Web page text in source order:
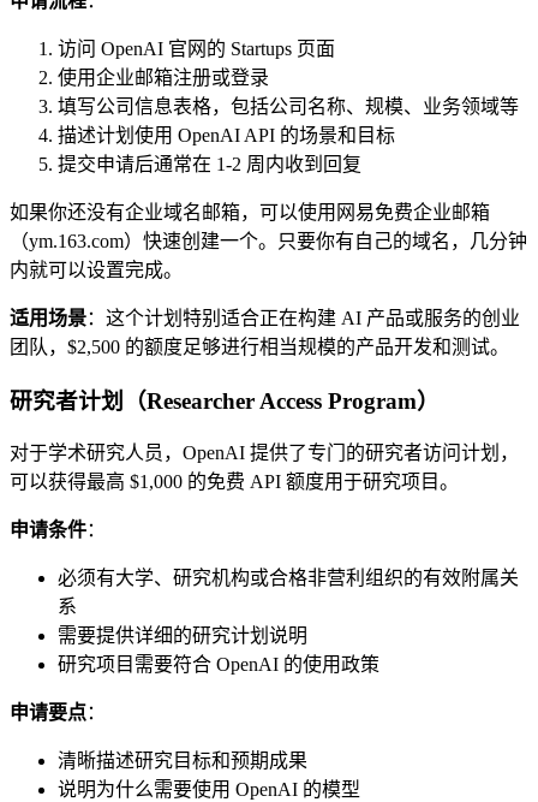
访问 OpenAI 官网的 Startups 页面
使用企业邮箱注册或登录
填写公司信息表格，包括公司名称、规模、业务领域等
描述计划使用 OpenAI API 的场景和目标
提交申请后通常在 1-2 周内收到回复
如果你还没有企业域名邮箱，可以使用网易免费企业邮箱
（ym.163.com）快速创建一个。只要你有自己的域名，几分钟
内就可以设置完成。
适用场景：这个计划特别适合正在构建 AI 产品或服务的创业
团队，$2,500 的额度足够进行相当规模的产品开发和测试。
研究者计划（Researcher Access Program）
对于学术研究人员，OpenAI 提供了专门的研究者访问计划，
可以获得最高 $1,000 的免费 API 额度用于研究项目。
申请条件：
必须有大学、研究机构或合格非营利组织的有效附属关
系
需要提供详细的研究计划说明
研究项目需要符合 OpenAI 的使用政策
申请要点：
清晰描述研究目标和预期成果
说明为什么需要使用 OpenAI 的模型